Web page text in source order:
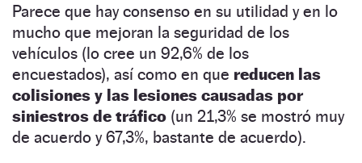
Parece que hay consenso en su utilidad y en lo
mucho que mejoran la seguridad de los
vehículos (lo cree un 92,6% de los
encuestados), así como en que reducen las
colisiones y las lesiones causadas por
siniestros de tráfico (un 21,3% se mostró muy
de acuerdo y 67,3%, bastante de acuerdo).